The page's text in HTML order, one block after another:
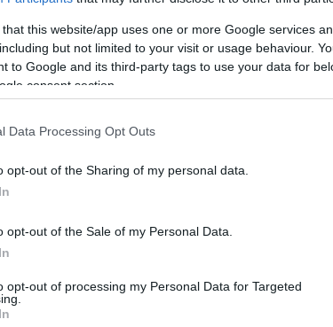
that this website/app uses one or more Google services
but not limited to your visit or usage behaviour.
to Google and its third-party tags to use your data for
consent section.
Data Processing Opt Outs
opt-out of the Sharing of my personal data.
opt-out of the Sale of my Personal Data.
opt-out of processing my Personal Data for Targeted
hétfőn menet közben szakadt szét egy
senki sem sérült meg. Egy fotót is
netán fotója, írjon nekünk az